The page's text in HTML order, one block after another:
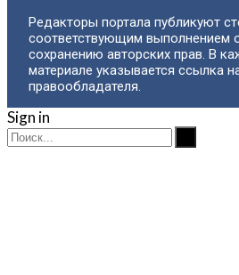
Редакторы портала публикуют
соответствующим выполнением
сохранению авторских прав. В
материале указывается ссылка
правообладателя.
Sign in